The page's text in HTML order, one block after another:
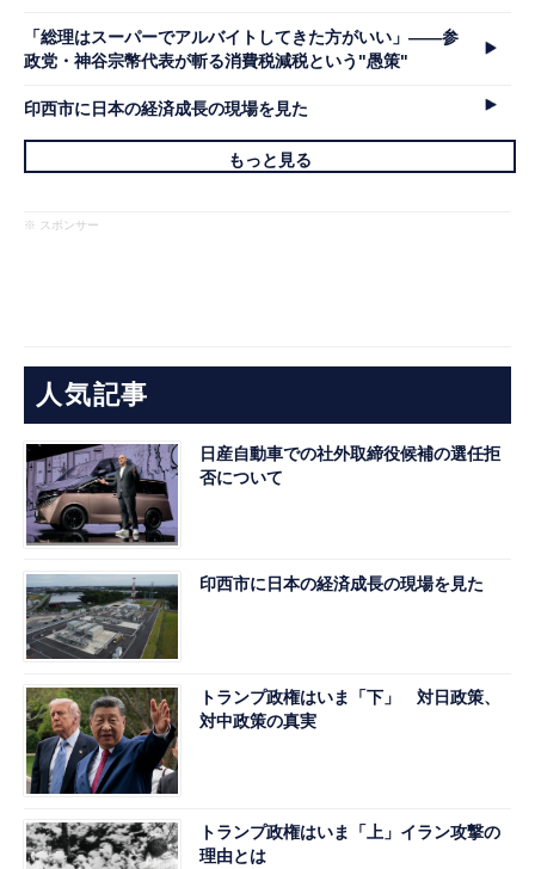
「総理はスーパーでアルバイトしてきた方がいい」――参
政党・神谷宗幣代表が斬る消費税減税という"愚策"
印西市に日本の経済成長の現場を見た
もっと見る
※ スポンサー
人気記事
日産自動車での社外取締役候補の選任拒
否について
印西市に日本の経済成長の現場を見た
トランプ政権はいま「下」 対日政策、
対中政策の真実
トランプ政権はいま「上」イラン攻撃の
理由とは